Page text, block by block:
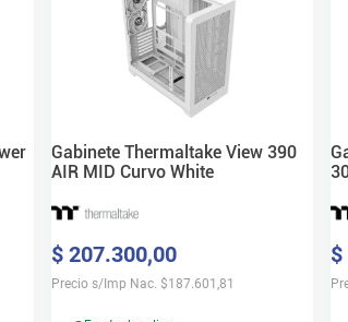
Gabinete Thermaltake View 390
AIR MID Curvo White
$ 207.300,00
Precio s/Imp Nac. $187.601,81
$